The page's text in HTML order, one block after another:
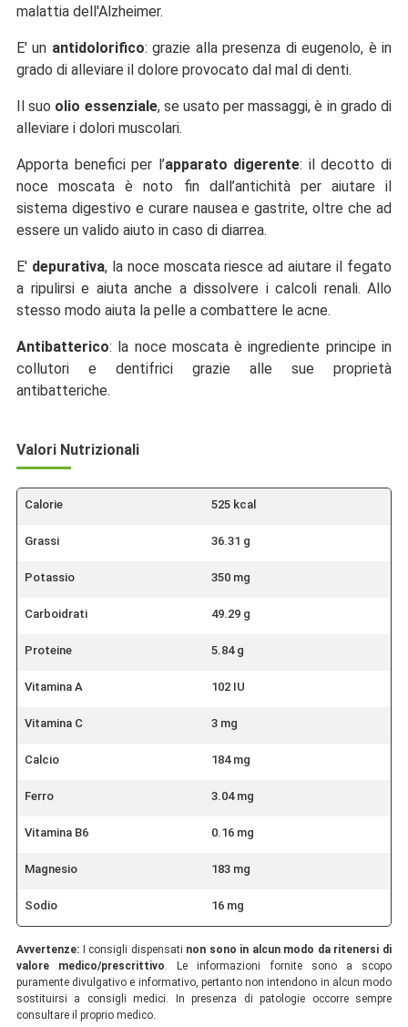
malattia dell'Alzheimer.
E' un antidolorifico: grazie alla presenza di eugenolo, è in
grado di alleviare il dolore provocato dal mal di denti.
Il suo olio essenziale, se usato per massaggi, è in grado di
alleviare i dolori muscolari.
Apporta benefici per l’apparato digerente: il decotto di
noce moscata è noto fin dall’antichità per aiutare il
sistema digestivo e curare nausea e gastrite, oltre che ad
essere un valido aiuto in caso di diarrea.
E' depurativa, la noce moscata riesce ad aiutare il fegato
a ripulirsi e aiuta anche a dissolvere i calcoli renali. Allo
stesso modo aiuta la pelle a combattere le acne.
Antibatterico: la noce moscata è ingrediente principe in
collutori e dentifrici grazie alle sue proprietà
antibatteriche.
Valori Nutrizionali
Calorie 525 kcal
Grassi 36.31 g
Potassio 350 mg
Carboidrati 49.29 g
Proteine 5.84 g
Vitamina A 102 IU
Vitamina C 3 mg
Calcio 184 mg
Ferro 3.04 mg
Vitamina B6 0.16 mg
Magnesio 183 mg
Sodio 16 mg
Avvertenze: I consigli dispensati non sono in alcun modo da ritenersi di
valore medico/prescrittivo. Le informazioni fornite sono a scopo
puramente divulgativo e informativo, pertanto non intendono in alcun modo
sostituirsi a consigli medici. In presenza di patologie occorre sempre
consultare il proprio medico.